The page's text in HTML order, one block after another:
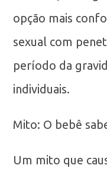
opção mais
sexual com
período da
individuais.
Mito: O bebê
Um mito que